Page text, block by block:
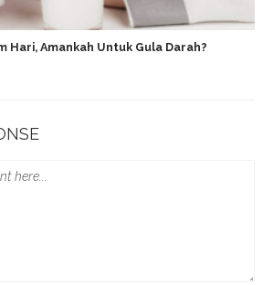
Hari, Amankah Untuk Gula Darah?